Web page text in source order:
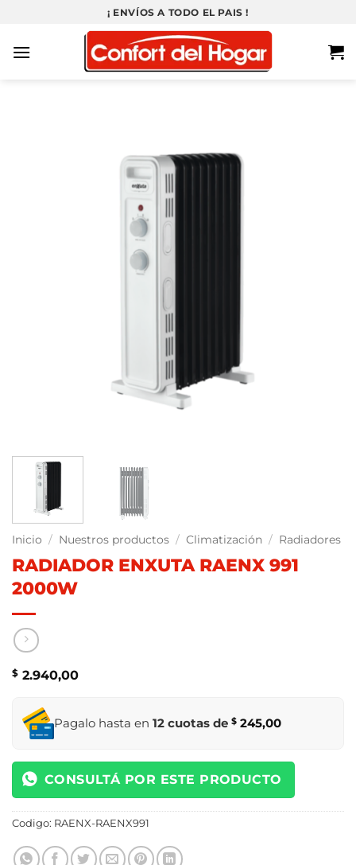
contenido
¡ ENVÍOS A TODO EL PAIS !
Inicio / Nuestros productos / Climatización / Radiadores
RADIADOR ENXUTA RAENX 991
2000W
$ 2.940,00
Pagalo hasta en 12 cuotas de $ 245,00
CONSULTÁ POR ESTE PRODUCTO
Codigo: RAENX-RAENX991